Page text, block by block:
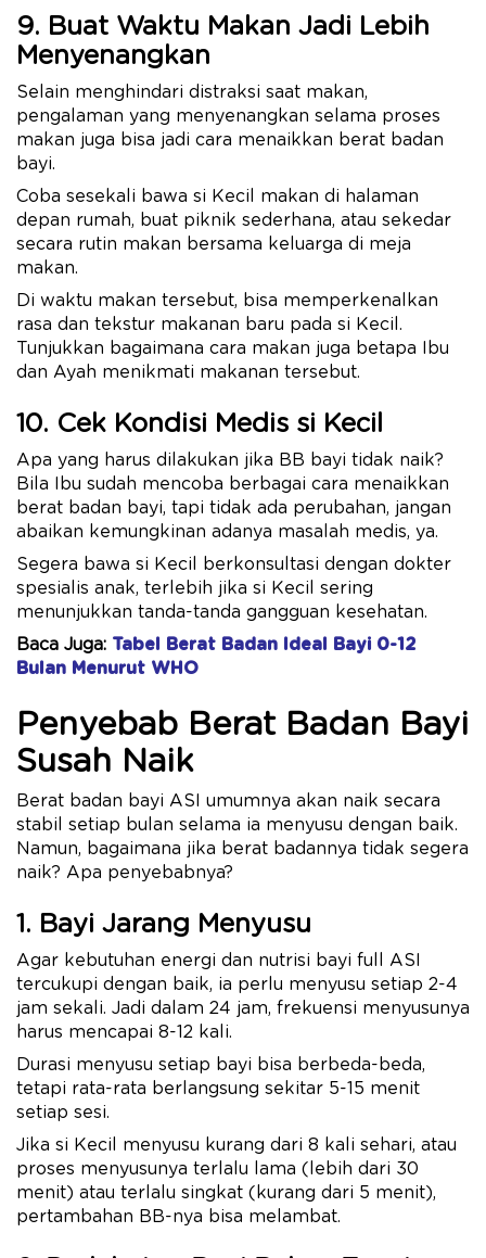
9. Buat Waktu Makan Jadi Lebih
Menyenangkan
Selain menghindari distraksi saat makan,
pengalaman yang menyenangkan selama proses
makan juga bisa jadi cara menaikkan berat badan
bayi.
Coba sesekali bawa si Kecil makan di halaman
depan rumah, buat piknik sederhana, atau sekedar
secara rutin makan bersama keluarga di meja
makan.
Di waktu makan tersebut, bisa memperkenalkan
rasa dan tekstur makanan baru pada si Kecil.
Tunjukkan bagaimana cara makan juga betapa Ibu
dan Ayah menikmati makanan tersebut.
10. Cek Kondisi Medis si Kecil
Apa yang harus dilakukan jika BB bayi tidak naik?
Bila Ibu sudah mencoba berbagai cara menaikkan
berat badan bayi, tapi tidak ada perubahan, jangan
abaikan kemungkinan adanya masalah medis, ya.
Segera bawa si Kecil berkonsultasi dengan dokter
spesialis anak, terlebih jika si Kecil sering
menunjukkan tanda-tanda gangguan kesehatan.
Baca Juga: Tabel Berat Badan Ideal Bayi 0-12
Bulan Menurut WHO
Penyebab Berat Badan Bayi
Susah Naik
Berat badan bayi ASI umumnya akan naik secara
stabil setiap bulan selama ia menyusu dengan baik.
Namun, bagaimana jika berat badannya tidak segera
naik? Apa penyebabnya?
1. Bayi Jarang Menyusu
Agar kebutuhan energi dan nutrisi bayi full ASI
tercukupi dengan baik, ia perlu menyusu setiap 2-4
jam sekali. Jadi dalam 24 jam, frekuensi menyusunya
harus mencapai 8-12 kali.
Durasi menyusu setiap bayi bisa berbeda-beda,
tetapi rata-rata berlangsung sekitar 5-15 menit
setiap sesi.
Jika si Kecil menyusu kurang dari 8 kali sehari, atau
proses menyusunya terlalu lama (lebih dari 30
menit) atau terlalu singkat (kurang dari 5 menit),
pertambahan BB-nya bisa melambat.